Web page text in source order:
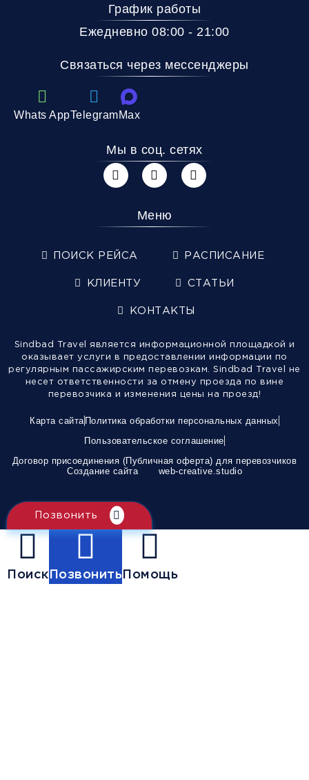
График работы
Ежедневно 08:00 - 21:00
Связаться через мессенджеры
Whats AppTelegramMax
Мы в соц. сетях
Меню
ПОИСК РЕЙСА РАСПИСАНИЕ
КЛИЕНТУ СТАТЬИ
КОНТАКТЫ
Sindbad Travel является информационной площадкой и
оказывает услуги в предоставлении информации по
регулярным пассажирским перевозкам. Sindbad Travel не
несет ответственности за отмену проезда по вине
перевозчика и изменения цены на проезд!
Карта сайта Политика обработки персональных данных
Пользовательское соглашение
Договор присоединения (Публичная оферта) для перевозчиков
Создание сайта
web-creative.studio
Позвонить
ПоискПозвонитьПомощь